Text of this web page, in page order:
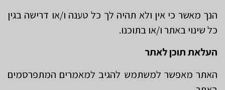
הנך מאשר כי אין ולא תהיה לך כל טענה ו/או דרישה בגין
כל שינוי באתר ו/או בתוכנו.
העלאת תוכן לאתר
האתר מאפשר למשתמש להגיב למאמרים המתפרסמים